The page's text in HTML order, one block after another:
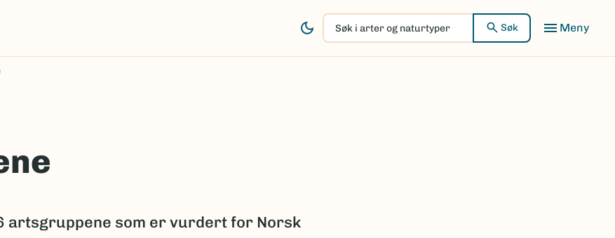
Søk
i
arter
Søk
artsgruppene som er vurdert for Norsk